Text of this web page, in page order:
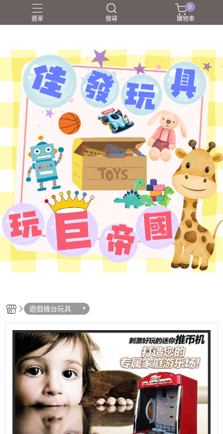
選單 搜尋
NERF射擊玩具 家家酒
戰鬥陀螺BEYBLADEX
益智挑戰
盲盒
0
購物車
遊戲機台玩具